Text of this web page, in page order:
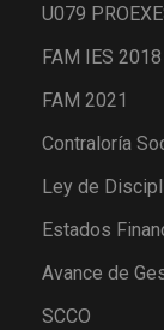
U079
FAM IES 2018
FAM 2021
Contraloría
Ley de
Estados
Avance de
SCCO